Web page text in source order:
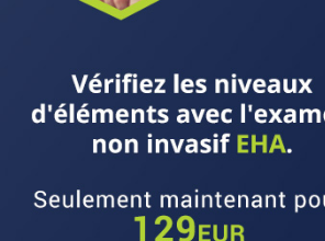
Do you want to find out more
Save!